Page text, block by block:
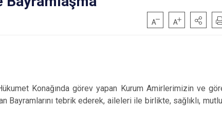
Dörtyol
Erzin
Konağında görev yapan Kurum Amirlerimizin ve
Bayramlarını tebrik ederek, aileleri ile birlikte, sağlıklı,